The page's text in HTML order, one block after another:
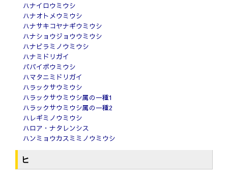
ハナイロウミウシ
ハナオトメウミウシ
ハナサキコヤナギウミウシ
ハナショウジョウウミウシ
ハナビラミノウミウシ
ハナミドリガイ
ババイボウミウシ
ハマタニミドリガイ
ハラックサウミウシ
ハラックサウミウシ属の一種1
ハラックサウミウシ属の一種2
ハレギミノウミウシ
ハロア・ナタレンシス
ハンミョウカスミミノウミウシ
ヒ